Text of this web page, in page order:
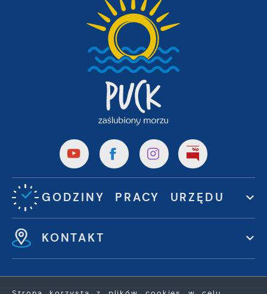
GODZINY PRACY URZĘDU
KONTAKT